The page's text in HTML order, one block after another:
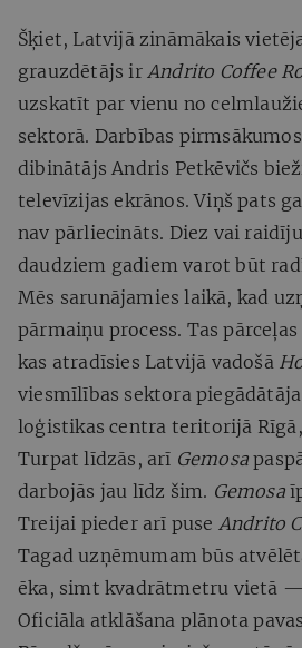
Šķiet, Latvijā zināmākais
grauzdētājs ir Andrito Coffee
uzskatīt par vienu no
sektorā. Darbības
dibinātājs Andris Petkēvičs
televīzijas ekrānos. Viņš pats
nav pārliecināts. Diez vai
daudziem gadiem varot būt
Mēs sarunājamies laikā, kad
pārmaiņu process. Tas
kas atradīsies Latvijā vadošā
viesmīlības sektora piegādātāja
loģistikas centra teritorijā
Turpat līdzās, arī Gemosa
darbojās jau līdz šim. Gemosa
Treijai pieder arī puse Andrito
Tagad uzņēmumam būs
ēka, simt kvadrātmetru vietā
Oficiāla atklāšana plānota